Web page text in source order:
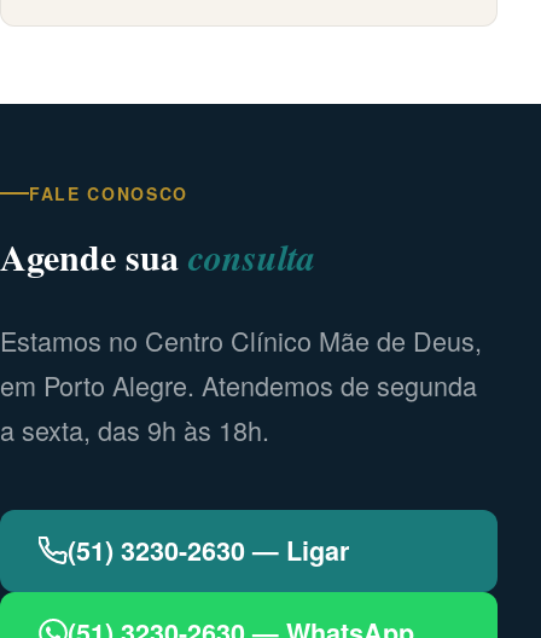
FALE CONOSCO
Agende suaconsulta
Estamos no Centro Clínico Mãe de Deus,
em Porto Alegre. Atendemos de segunda
a sexta, das 9h às 18h.
(51) 3230-2630 — Ligar